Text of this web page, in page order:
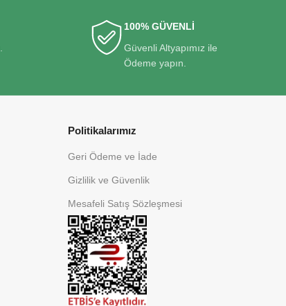
100% GÜVENLİ
Güvenli Altyapımız ile
Ödeme yapın.
Politikalarımız
Geri Ödeme ve İade
Gizlilik ve Güvenlik
Mesafeli Satış Sözleşmesi